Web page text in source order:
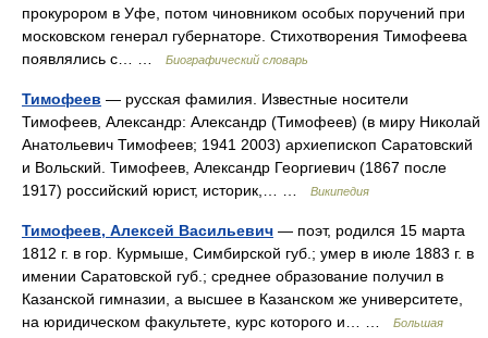
прокурором в Уфе, потом чиновником особых поручений при
московском генерал губернаторе. Стихотворения Тимофеева
появлялись с… …
Биографический словарь
Тимофеев — русская фамилия. Известные носители
Тимофеев, Александр: Александр (Тимофеев) (в миру Николай
Анатольевич Тимофеев; 1941 2003) архиепископ Саратовский
и Вольский. Тимофеев, Александр Георгиевич (1867 после
1917) российский юрист, историк,… …
Википедия
Тимофеев, Алексей Васильевич — поэт, родился 15 марта
1812 г. в гор. Курмыше, Симбирской губ.; умер в июле 1883 г. в
имении Саратовской губ.; среднее образование получил в
Казанской гимназии, а высшее в Казанском же университете,
на юридическом факультете, курс которого и… …
Большая